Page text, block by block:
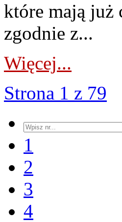
które mają już
zgodnie z...
Więcej...
Strona 1 z 79
1
2
3
4